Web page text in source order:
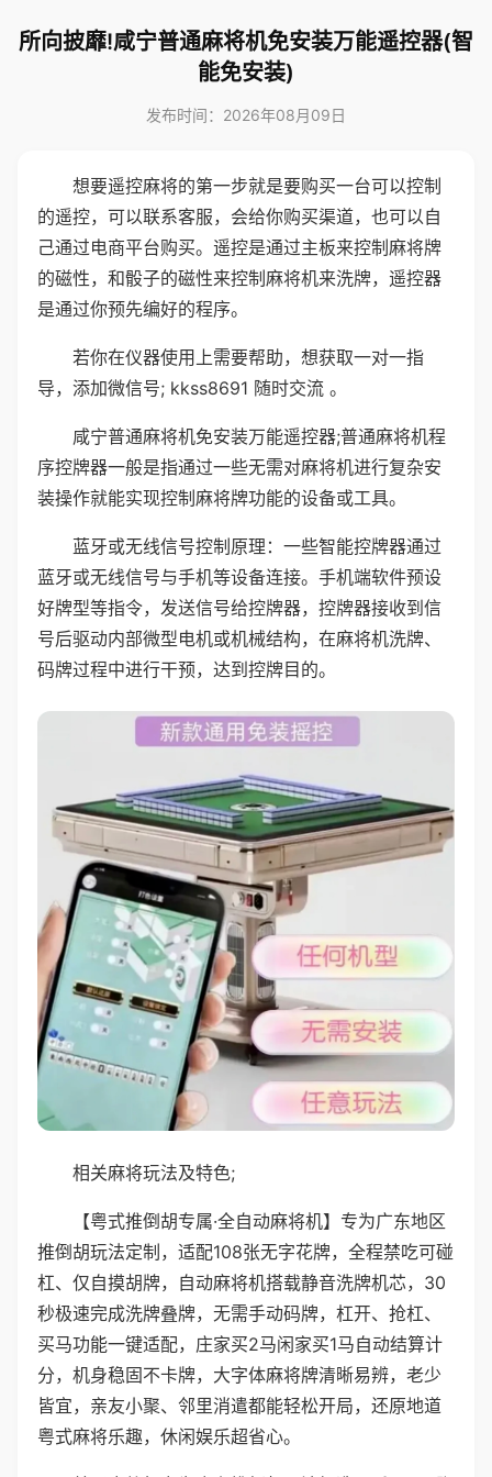
所向披靡!咸宁普通麻将机免安装万能遥控器(智
能免安装)
发布时间：2026年08月09日
想要遥控麻将的第一步就是要购买一台可以控制
的遥控，可以联系客服，会给你购买渠道，也可以自
己通过电商平台购买。遥控是通过主板来控制麻将牌
的磁性，和骰子的磁性来控制麻将机来洗牌，遥控器
是通过你预先编好的程序。
若你在仪器使用上需要帮助，想获取一对一指
导，添加微信号; kkss8691 随时交流 。
咸宁普通麻将机免安装万能遥控器;普通麻将机程
序控牌器一般是指通过一些无需对麻将机进行复杂安
装操作就能实现控制麻将牌功能的设备或工具。
蓝牙或无线信号控制原理：一些智能控牌器通过
蓝牙或无线信号与手机等设备连接。手机端软件预设
好牌型等指令，发送信号给控牌器，控牌器接收到信
号后驱动内部微型电机或机械结构，在麻将机洗牌、
码牌过程中进行干预，达到控牌目的。
相关麻将玩法及特色;
【粤式推倒胡专属·全自动麻将机】专为广东地区
推倒胡玩法定制，适配108张无字花牌，全程禁吃可碰
杠、仅自摸胡牌，自动麻将机搭载静音洗牌机芯，30
秒极速完成洗牌叠牌，无需手动码牌，杠开、抢杠、
买马功能一键适配，庄家买2马闲家买1马自动结算计
分，机身稳固不卡牌，大字体麻将牌清晰易辨，老少
皆宜，亲友小聚、邻里消遣都能轻松开局，还原地道
粤式麻将乐趣，休闲娱乐超省心。